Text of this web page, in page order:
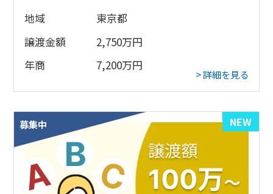
地域
東京都
譲渡金額
2,750万円
年商
7,200万円
> 詳細を見る
NEW
募集中